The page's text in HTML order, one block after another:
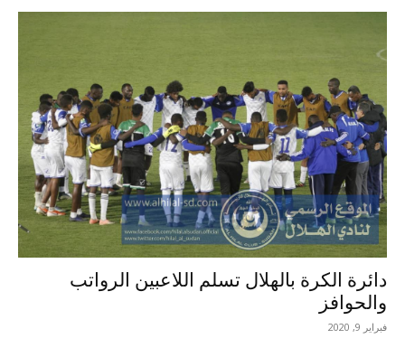
دائرة الكرة بالهلال تسلم اللاعبين الرواتب
والحوافز
فبراير 9, 2020